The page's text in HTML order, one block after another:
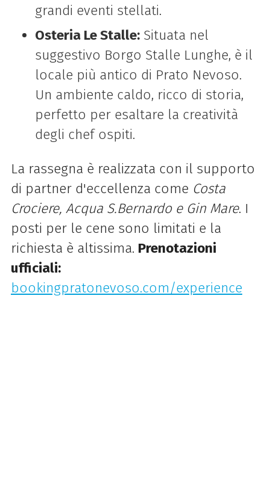
grandi eventi stellati.
Osteria Le Stalle:Situata nel
suggestivo Borgo Stalle Lunghe, è il
locale più antico di Prato Nevoso.
Un ambiente caldo, ricco di storia,
perfetto per esaltare la creatività
degli chef ospiti.
La rassegna è realizzata con il supporto
di partner d'eccellenza come Costa
Crociere, Acqua S.Bernardo e Gin Mare. I
posti per le cene sono limitati e la
richiesta è altissima. Prenotazioni
ufficiali:
bookingpratonevoso.com/experience